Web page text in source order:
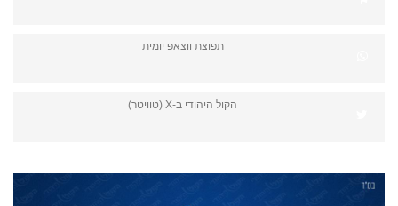
תפוצת ווצאפ יומית
הקול היהודי ב-X (טוויטר)